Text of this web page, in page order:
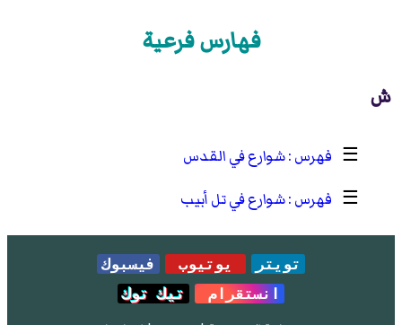
فهارس فرعية
ش
☰
شوارع في القدس
☰
شوارع في تل أبيب
تويتر يوتيوب
فيسبوك
انستقرام
تيك توك